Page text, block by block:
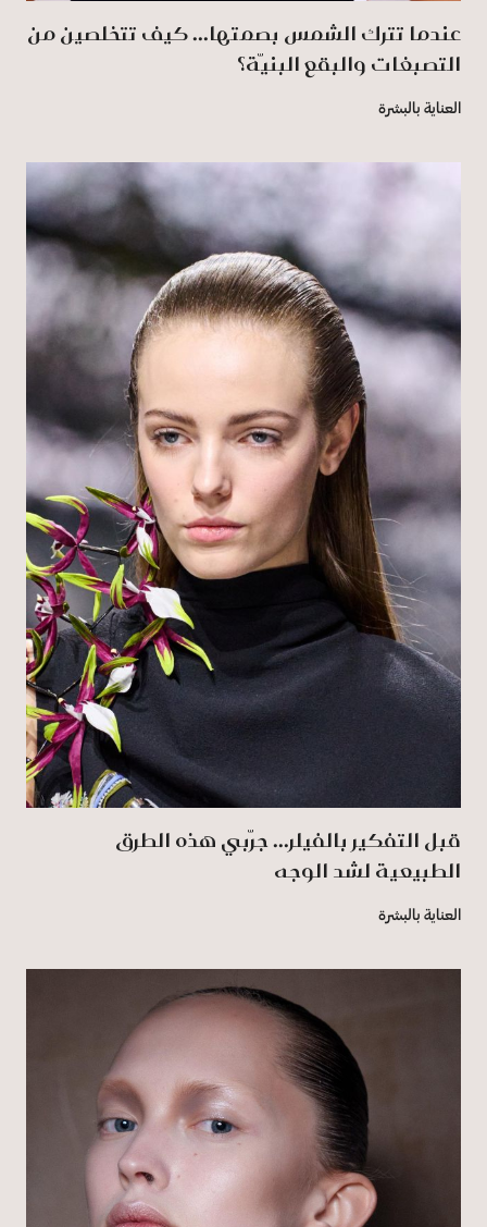
عندما تترك الشمس بصمتها... كيف تتخلصين من
التصبغات والبقع البنيّة؟
العناية بالبشرة
قبل التفكير بالفيلر... جرّبي هذه الطرق
الطبيعية لشد الوجه
العناية بالبشرة